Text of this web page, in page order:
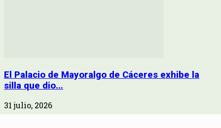
El Palacio de Mayoralgo de Cáceres exhibe la
silla que dio...
31 julio, 2026